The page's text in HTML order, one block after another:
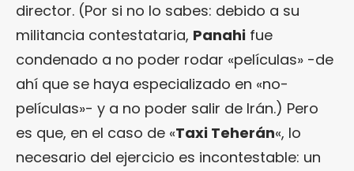
director. (Por si no lo sabes: debido a su
militancia contestataria, Panahi fue
condenado a no poder rodar «películas» -de
ahí que se haya especializado en «no-
películas»- y a no poder salir de Irán.) Pero
es que, en el caso de «Taxi Teherán«, lo
necesario del ejercicio es incontestable: un